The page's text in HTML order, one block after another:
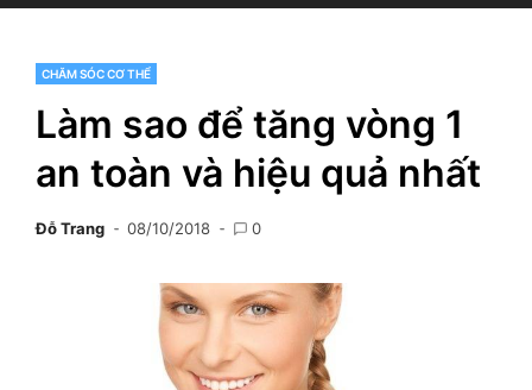
CHĂM SÓC CƠ THỂ
Làm sao để tăng vòng 1
an toàn và hiệu quả nhất
Đỗ Trang 08/10/2018 0